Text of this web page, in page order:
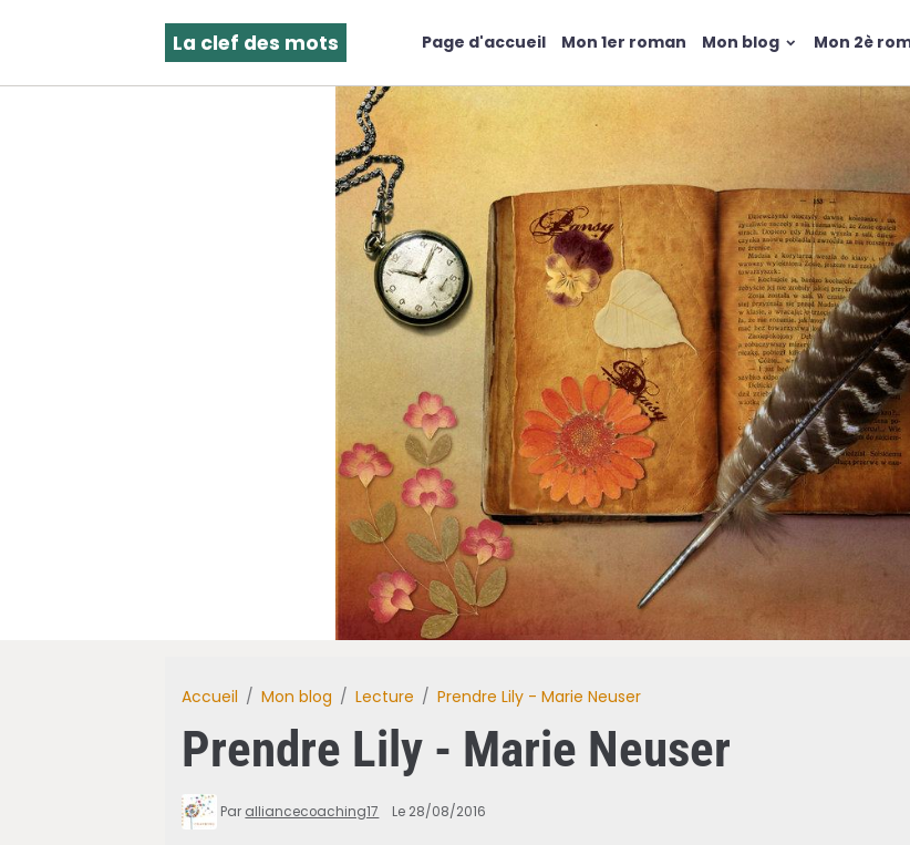
La clef des mots Page d'accueil Mon 1er roman Mon blog Mon 2è
Accueil Mon blog Lecture Prendre Lily - Marie Neuser
Prendre Lily - Marie Neuser
Par alliancecoaching17 Le 28/08/2016